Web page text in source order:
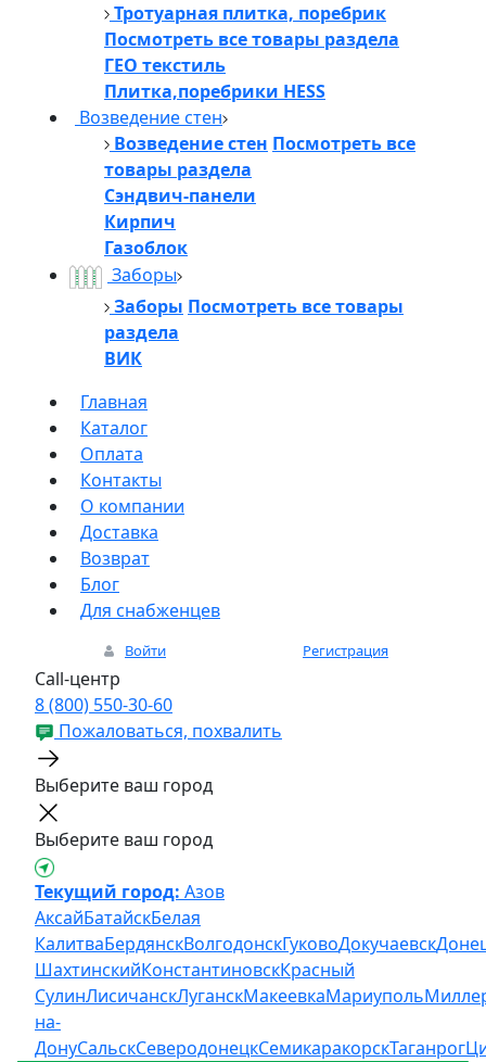
Тротуарная плитка, поребрик
Посмотреть все товары раздела
ГЕО текстиль
Плитка,поребрики HESS
Возведение стен
Возведение стен Посмотреть все
товары раздела
Сэндвич-панели
Кирпич
Газоблок
Заборы
Заборы Посмотреть все товары
раздела
ВИК
Главная
Каталог
Оплата
Контакты
О компании
Доставка
Возврат
Блог
Для снабженцев
Войти Регистрация
Call-центр
8 (800) 550-30-60
Пожаловаться, похвалить
Выберите ваш город
Выберите ваш город
Текущий город: Азов
АксайБатайскБелая
КалитваБердянскВолгодонскГуковоДокучаевск
ШахтинскийКонстантиновскКрасный
СулинЛисичанскЛуганскМакеевкаМариуполь
на-
ДонуСальскСеверодонецкСемикаракорскТаганрог